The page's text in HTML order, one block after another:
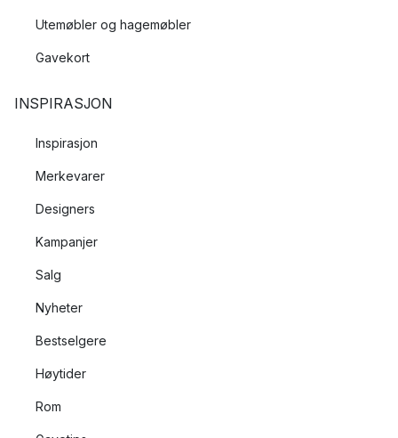
Utemøbler og hagemøbler
Gavekort
INSPIRASJON
Inspirasjon
Merkevarer
Designers
Kampanjer
Salg
Nyheter
Bestselgere
Høytider
Rom